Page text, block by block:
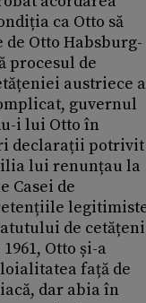
ca Otto să
Otto Habsburg-
procesul de
austriece a
guvernul
i lui Otto în
declarații potrivit
lui renunțau la
Casei de
de cetățeni
Otto și-a
față de
dar abia în